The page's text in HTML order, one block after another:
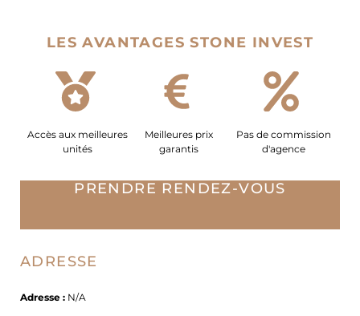
LES AVANTAGES STONE INVEST
Accès aux meilleures
unités
Meilleures prix
garantis
Pas de commission
d'agence
PRENDRE RENDEZ-VOUS
ADRESSE
Adresse : N/A